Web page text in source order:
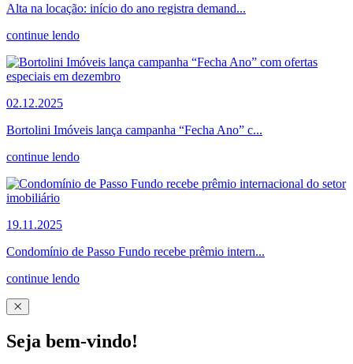
Alta na locação: início do ano registra demand...
continue lendo
02.12.2025
Bortolini Imóveis lança campanha “Fecha Ano” c...
continue lendo
19.11.2025
Condomínio de Passo Fundo recebe prêmio intern...
continue lendo
Seja bem-vindo!